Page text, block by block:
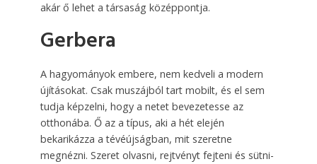
akár ő lehet a társaság középpontja.
Gerbera
A hagyományok embere, nem kedveli a modern
újításokat. Csak muszájból tart mobilt, és el sem
tudja képzelni, hogy a netet bevezetesse az
otthonába. Ő az a típus, aki a hét elején
bekarikázza a tévéújságban, mit szeretne
megnézni. Szeret olvasni, rejtvényt fejteni és sütni-